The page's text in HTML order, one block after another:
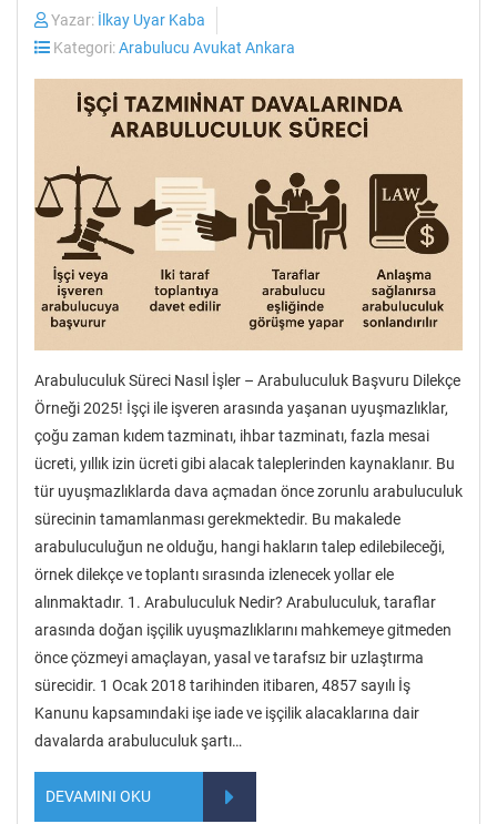
Yazar: İlkay Uyar Kaba
Kategori:Arabulucu Avukat Ankara
Arabuluculuk Süreci Nasıl İşler – Arabuluculuk Başvuru Dilekçe
Örneği 2025! İşçi ile işveren arasında yaşanan uyuşmazlıklar,
çoğu zaman kıdem tazminatı, ihbar tazminatı, fazla mesai
ücreti, yıllık izin ücreti gibi alacak taleplerinden kaynaklanır. Bu
tür uyuşmazlıklarda dava açmadan önce zorunlu arabuluculuk
sürecinin tamamlanması gerekmektedir. Bu makalede
arabuluculuğun ne olduğu, hangi hakların talep edilebileceği,
örnek dilekçe ve toplantı sırasında izlenecek yollar ele
alınmaktadır. 1. Arabuluculuk Nedir? Arabuluculuk, taraflar
arasında doğan işçilik uyuşmazlıklarını mahkemeye gitmeden
önce çözmeyi amaçlayan, yasal ve tarafsız bir uzlaştırma
sürecidir. 1 Ocak 2018 tarihinden itibaren, 4857 sayılı İş
Kanunu kapsamındaki işe iade ve işçilik alacaklarına dair
davalarda arabuluculuk şartı…
DEVAMINI OKU